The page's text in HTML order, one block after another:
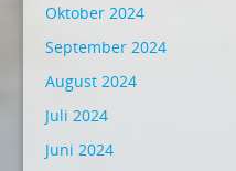
Oktober 2024
September 2024
August 2024
Juli 2024
Juni 2024